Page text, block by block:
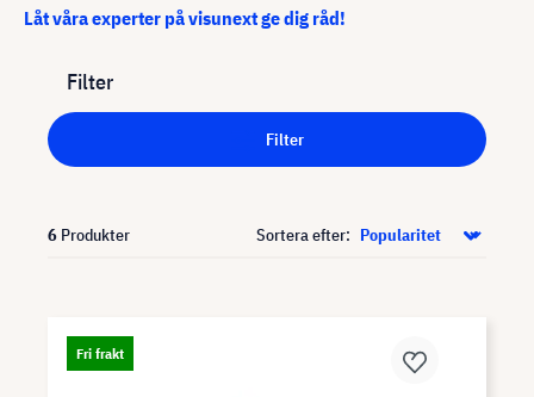
Låt våra experter på visunext ge dig råd!
Filter
Filter
6 Produkter Sortera efter:
Fri frakt